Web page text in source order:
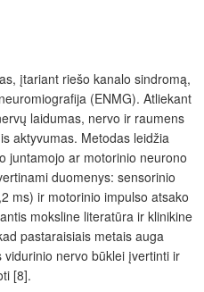
įtariant riešo kanalo sindromą,
(ENMG). Atliekant
laidumas, nervo ir raumens
aktyvumas. Metodas leidžia
juntamojo ar motorinio neurono
duomenys: sensorinio
ms) ir motorinio impulso atsako
moksline literatūra ir klinikine
pastaraisiais metais auga
nervo būklei įvertinti ir
[8].